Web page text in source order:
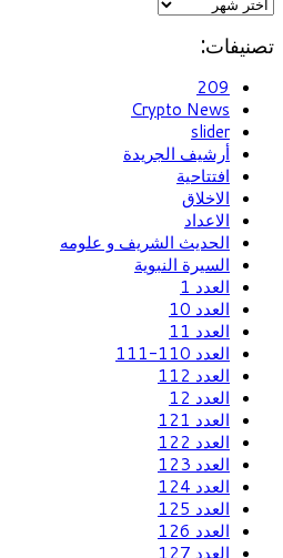
تصنيفات:
209
Crypto News
slider
أرشيف الجريدة
افتتاحية
الاخلاق
الاعداد
الحديث الشريف و علومه
السيرة النبوية
العدد 1
العدد 10
العدد 11
العدد 110-111
العدد 112
العدد 12
العدد 121
العدد 122
العدد 123
العدد 124
العدد 125
العدد 126
العدد 127